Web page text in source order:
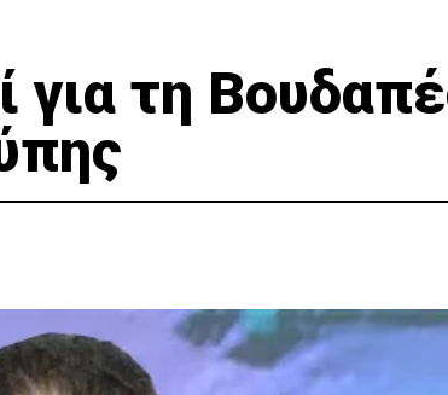
για τη